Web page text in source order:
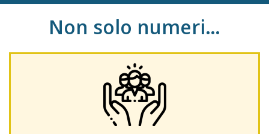
Non solo numeri…